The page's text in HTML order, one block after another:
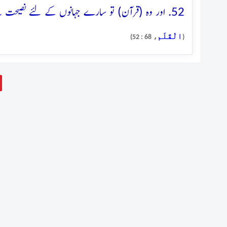
52. اور وہ (قرآن) تو سارے جہانوں کے لئے نصیحت ہے
( الْقَلَم ، 68 : 52)